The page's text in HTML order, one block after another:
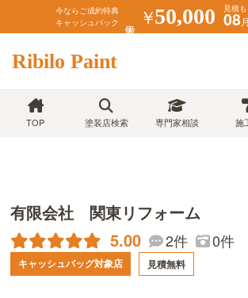
今ならご成約特典
キャッシュバック
￥50,000 見積
08月
Ribilo Paint
TOP 塗装店検索 専門家相談 施
有限会社 関東リフォーム
5.00 2件 0件
キャッシュバッグ対象店 見積無料